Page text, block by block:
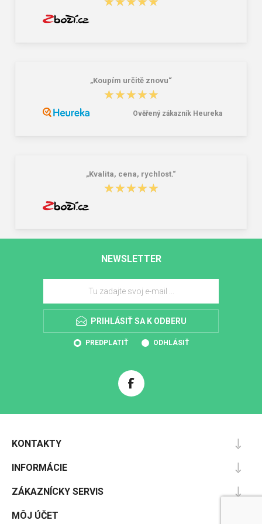
„Koupím určitě znovu“
★★★★★
★★★★★
Ověřený zákazník Heureka
„Kvalita, cena, rychlost.“
★★★★★
★★★★★
NEWSLETTER
PRIHLÁSIŤ SA K ODBERU
PREDPLATIŤ ODHLÁSIŤ
KONTAKTY
INFORMÁCIE
ZÁKAZNÍCKY SERVIS
MÔJ ÚČET